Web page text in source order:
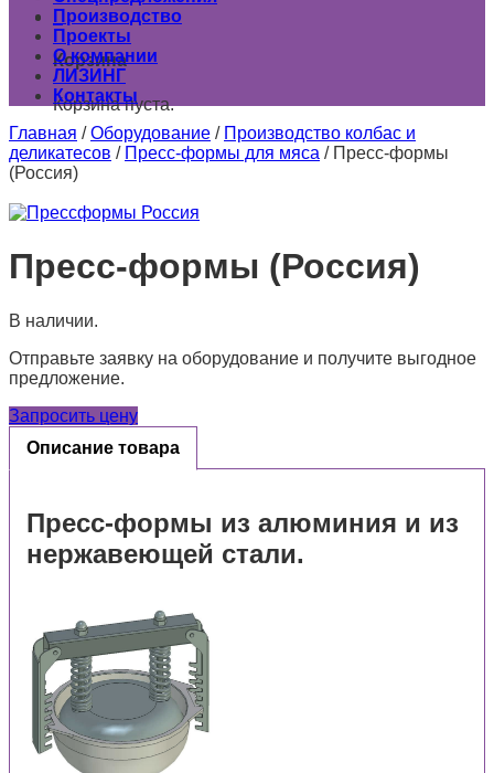
0
Корзина
Корзина пуста.
Производство
Проекты
О компании
ЛИЗИНГ
Контакты
Главная / Оборудование / Производство колбас и
деликатесов / Пресс-формы для мяса /Пресс-формы
(Россия)
Пресс-формы (Россия)
В наличии.
Отправьте заявку на оборудование и получите выгодное
предложение.
Запросить цену
Описание товара
Пресс-формы из алюминия и из
нержавеющей стали.